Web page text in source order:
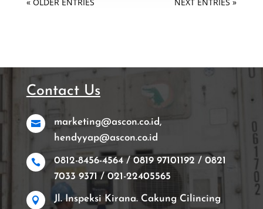
« OLDER ENTRIES NEXT ENTRIES »
Contact Us

marketing@ascon.co.id,
hendyyap@ascon.co.id

0812-8456-4564 / 0819 97101192 / 0821
7033 9371 / 021-22405565

Jl. Inspeksi Kirana. Cakung Cilincing